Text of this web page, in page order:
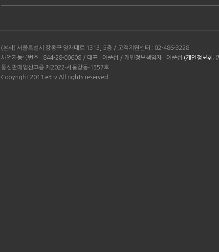
(본사) 서울특별시 강동구 양재대로 1313, 5층 / 고객지원센터 : 02-486-3228
사업자등록번호 : 844-28-00608 / 대표 : 이준섭 / 개인정보책임자 : 이준섭 (개인정보취
통신판매업신고증 제2022-서울강동-1557호
Copyright 2011 e3tv All rights reserved.